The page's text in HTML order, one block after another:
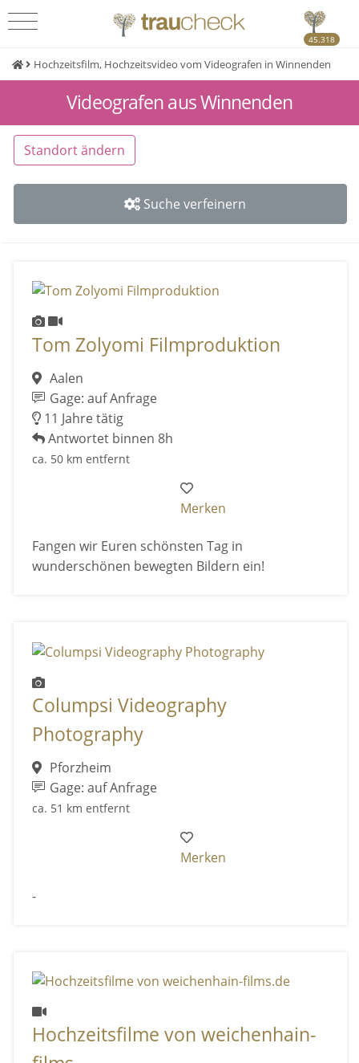
45.318
Hochzeitsfilm, Hochzeitsvideo vom Videografen in Winnenden
Videografen aus Winnenden
Standort ändern
Suche verfeinern
Tom Zolyomi Filmproduktion
Aalen
Gage: auf Anfrage
11 Jahre tätig
Antwortet binnen 8h
ca. 50 km entfernt
Merken
Fangen wir Euren schönsten Tag in
wunderschönen bewegten Bildern ein!
Columpsi Videography
Photography
Pforzheim
Gage: auf Anfrage
ca. 51 km entfernt
Merken
-
Hochzeitsfilme von weichenhain-